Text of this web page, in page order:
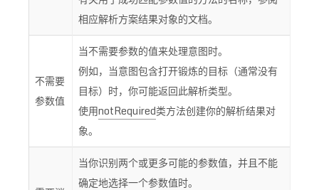
相应解析方案结果对象的文档。
不需要
参数值
当不需要参数的值来处理意图时。
例如，当意图包含打开锻炼的目标（通常没有
目标）时，你可能返回此解析类型。
使用notRequired类方法创建你的解析结果对
象。
当你识别两个或更多可能的参数值，并且不能
确定地选择一个参数值时。